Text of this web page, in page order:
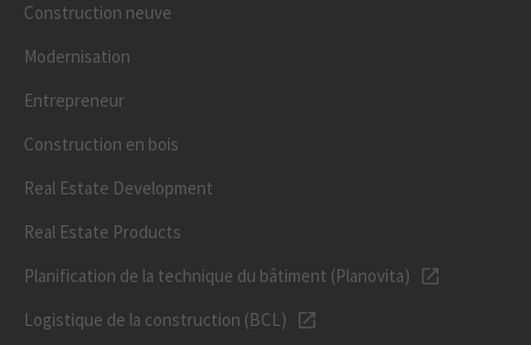
Construction neuve
Modernisation
Entrepreneur
Construction en bois
Real Estate Development
Real Estate Products
Planification de la technique du bâtiment (Planovita)
Logistique de la construction (BCL)